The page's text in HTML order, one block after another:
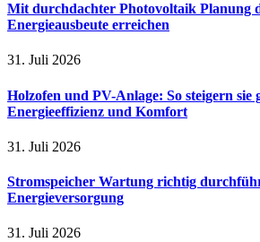
Mit durchdachter Photovoltaik Planung
Energieausbeute erreichen
31. Juli 2026
Holzofen und PV-Anlage: So steigern sie
Energieeffizienz und Komfort
31. Juli 2026
Stromspeicher Wartung richtig
Energieversorgung
31. Juli 2026